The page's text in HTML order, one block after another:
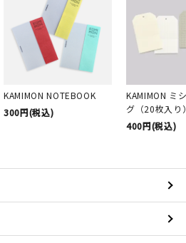
KAMIMON NOTEBOOK
300円(税込)
KAMIMON ミ
グ（20枚入り
400円(税込)